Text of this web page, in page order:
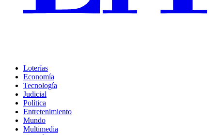
Loterías
Economía
Tecnología
Judicial
Política
Entretenimiento
Mundo
Multimedia